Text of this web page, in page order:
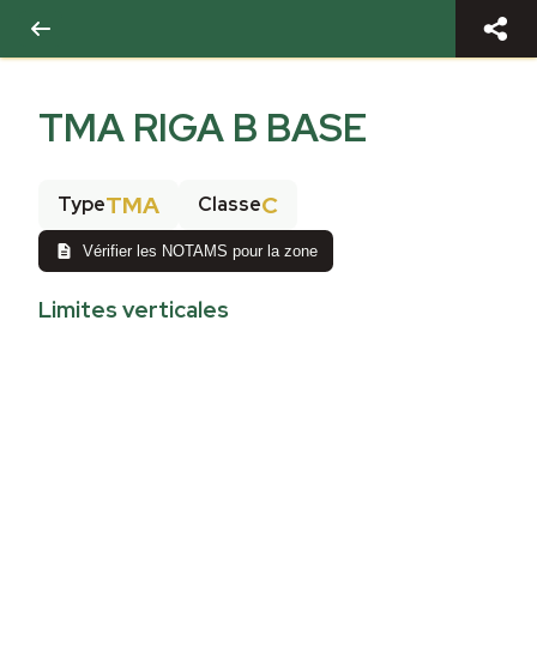
TMA RIGA B BASE
TypeTMA ClasseC
Vérifier les NOTAMS pour la zone
Limites verticales